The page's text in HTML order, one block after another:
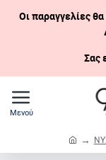
Οι παραγγελίες
Σας